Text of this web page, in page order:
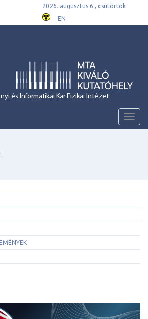
2026. augusztus 6., csütörtök
EN
és Informatikai Kar Fizikai Intézet